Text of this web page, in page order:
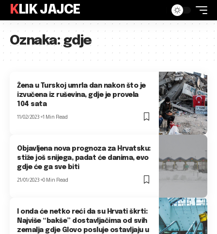
KLIK JAJCE
Oznaka:gdje
Žena u Turskoj umrla dan nakon što je
izvučena iz ruševina, gdje je provela
104 sata
11/02/2023 1 Min Read
Objavljena nova prognoza za Hrvatsku:
stiže još snijega, padat će danima, evo
gdje će ga sve biti
21/01/2023 0 Min Read
I onda će netko reći da su Hrvati škrti:
Najviše “bakše” dostavljačima od svih
zemalja gdje Glovo posluje ostavljaju u